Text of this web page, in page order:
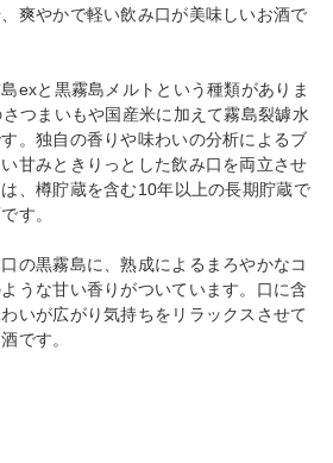
爽やかで軽い飲み口が美味しいお酒で
exと黒霧島メルトという種類がありま
つまいもや国産米に加えて霧島裂罅水
。独自の香りや味わいの分析によるブ
甘みときりっとした飲み口を両立させ
、樽貯蔵を含む10年以上の長期貯蔵で
す。
の黒霧島に、熟成によるまろやかなコ
うな甘い香りがついています。口に含
いが広がり気持ちをリラックスさせて
です。